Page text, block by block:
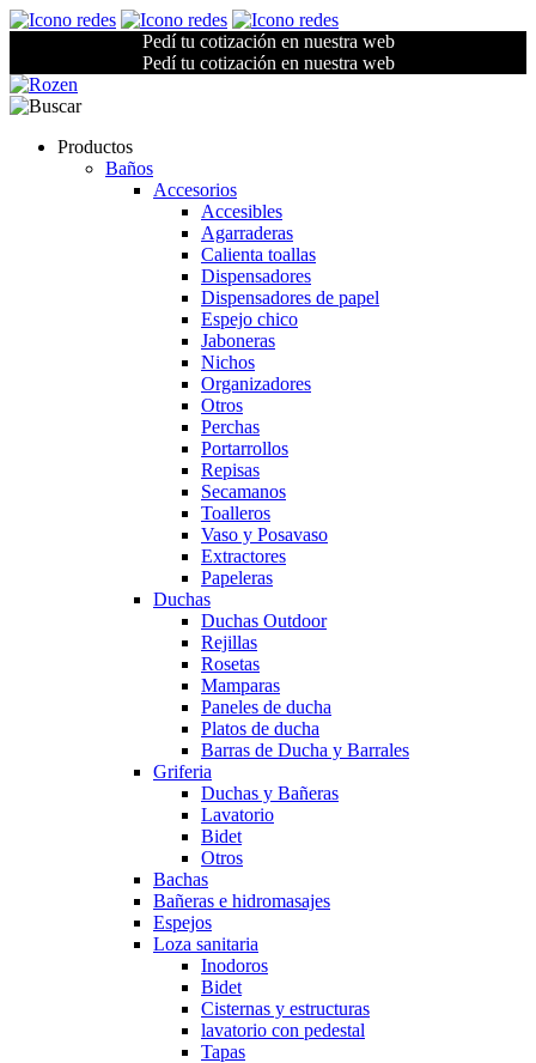
Pedí tu cotización en nuestra web
Pedí tu cotización en nuestra web
Productos
Baños
Accesorios
Accesibles
Agarraderas
Calienta toallas
Dispensadores
Dispensadores de papel
Espejo chico
Jaboneras
Nichos
Organizadores
Otros
Perchas
Portarrollos
Repisas
Secamanos
Toalleros
Vaso y Posavaso
Extractores
Papeleras
Duchas
Duchas Outdoor
Rejillas
Rosetas
Mamparas
Paneles de ducha
Platos de ducha
Barras de Ducha y Barrales
Griferia
Duchas y Bañeras
Lavatorio
Bidet
Otros
Bachas
Bañeras e hidromasajes
Espejos
Loza sanitaria
Inodoros
Bidet
Cisternas y estructuras
lavatorio con pedestal
Tapas